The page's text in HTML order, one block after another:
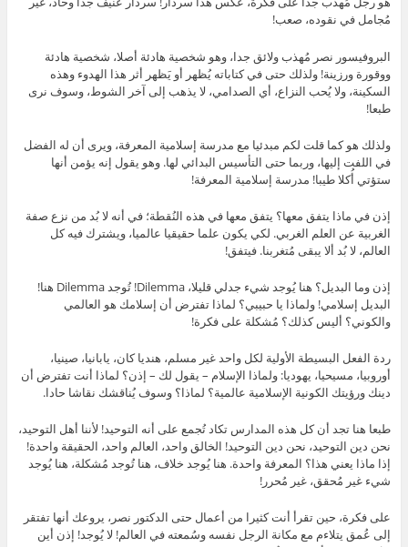
مُجامل في نقوده، صعب!
البروفيسور نصر مُهذب ولائق جدا، وهو شخصية هادئة أصلا، شخصية هادئة
ووقورة ورزينة! ولذلك حتى في كتاباته يُظهر أو يَظهر أثر هذا الهدوء وهذه
السكينة، ولا يُحب النزاع، أي الصدامي، لا يذهب إلى آخر الشوط، وسوف نرى
طبعا!
ولذلك هو كما قلت لكم مبدئيا مع مدرسة إسلامية المعرفة، ويرى أن له الفضل
في اللفت إليها، وربما حتى التأسيس البدائي لها. وهو يقول إنه يؤمن أنها
ستؤتي أُكلا طيبا! مدرسة إسلامية المعرفة!
إذن في ماذا يتفق معها؟ يتفق معها في هذه النُقطة؛ في أنه لا بُد من نزع صفة
الغربية عن العلم الغربي. لكي يكون علما حقيقيا عالميا، ويشترك فيه كل
العالم، لا بُد ألا يبقى مُتغربنا. فيتفق!
إذن وما البديل؟ هنا يُوجد شيء جدلي قليلا، Dilemma! تُوجد Dilemma هنا!
البديل إسلامي! ولماذا يا حبيبي؟ لماذا تفترض أن إسلامك هو العالمي
والكوني؟ أليس كذلك؟ مُشكلة على فكرة!
ردة الفعل البسيطة الأولية لكل واحد غير مسلم، هنديا كان، يابانيا، صينيا،
أوروبيا، مسيحيا، يهوديا: ولماذا الإسلام – يقول لك – إذن؟ لماذا أنت تفترض أن
دينك ورؤيتك الكونية الإسلامية عالمية؟ لماذا؟ وسوف يُناقشك نقاشا حادا.
طبعا هنا تجد أن كل هذه المدارس تكاد تُجمع على أنه التوحيد! لأننا أهل التوحيد،
نحن دين التوحيد، نحن دين التوحيد! الخالق واحد، العالم واحد، الحقيقة واحدة!
إذا ماذا يعني هذا؟ المعرفة واحدة. هنا يُوجد خلاف، هنا تُوجد مُشكلة، هنا يُوجد
شيء غير مُحقق، غير مُحرر!
على فكرة، حين تقرأ أنت كثيرا من أعمال حتى الدكتور نصر، يروعك أنها تفتقر
إلى عُمق يتلاءم مع مكانة الرجل نفسه وسُمعته في العالم! لا يُوجد! إذن أين